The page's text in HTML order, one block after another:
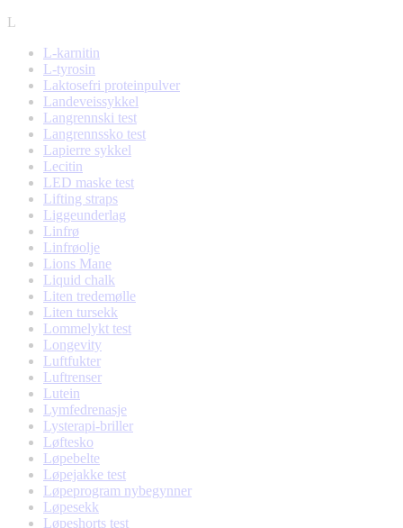
L
L-karnitin
L-tyrosin
Laktosefri proteinpulver
Landeveissykkel
Langrennski test
Langrennssko test
Lapierre sykkel
Lecitin
LED maske test
Lifting straps
Liggeunderlag
Linfrø
Linfrøolje
Lions Mane
Liquid chalk
Liten tredemølle
Liten tursekk
Lommelykt test
Longevity
Luftfukter
Luftrenser
Lutein
Lymfedrenasje
Lysterapi-briller
Løftesko
Løpebelte
Løpejakke test
Løpeprogram nybegynner
Løpesekk
Løpeshorts test